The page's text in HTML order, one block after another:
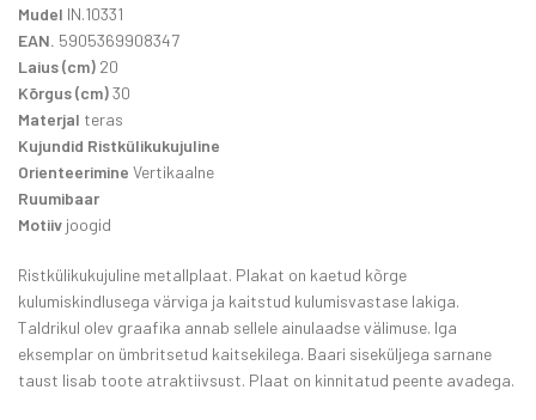
Mudel IN.10331
EAN. 5905369908347
Laius (cm) 20
Kõrgus (cm)30
Materjal teras
Kujundid Ristkülikukujuline
Orienteerimine Vertikaalne
Ruumibaar
Motiiv joogid
Ristkülikukujuline metallplaat. Plakat on kaetud kõrge
kulumiskindlusega värviga ja kaitstud kulumisvastase lakiga.
Taldrikul olev graafika annab sellele ainulaadse välimuse. Iga
eksemplar on ümbritsetud kaitsekilega. Baari siseküljega sarnane
taust lisab toote atraktiivsust. Plaat on kinnitatud peente avadega.